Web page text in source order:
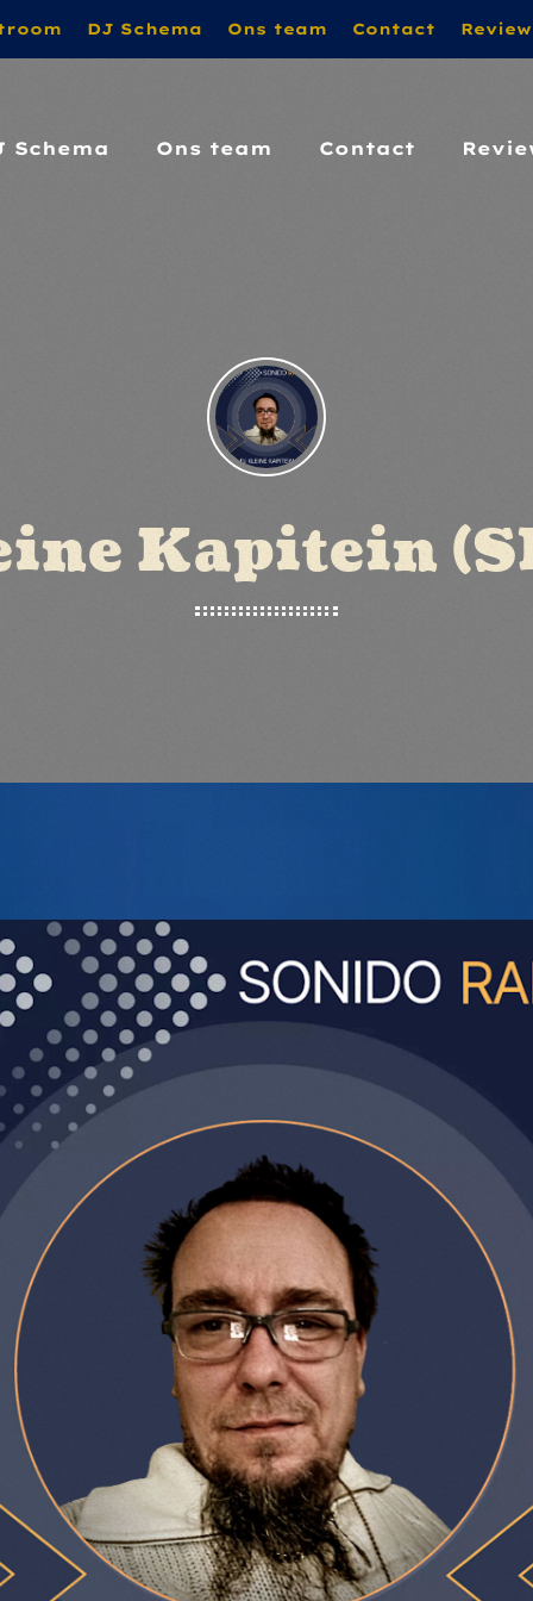
MET VRIENDELIJKE GROET VAN PATRICK
DJ Schema Ons team Contact Review
Schema Ons team Contact
Kapitein